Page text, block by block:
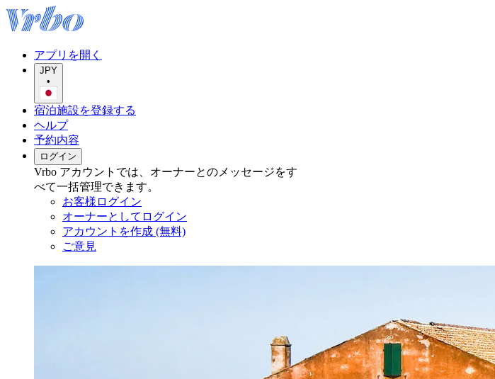
アプリを開く
JPY
•
宿泊施設を登録する
ヘルプ
予約内容
ログイン
Vrbo アカウントでは、オーナーとのメッセージをす
べて一括管理できます。
お客様ログイン
オーナーとしてログイン
アカウントを作成 (無料)
ご意見